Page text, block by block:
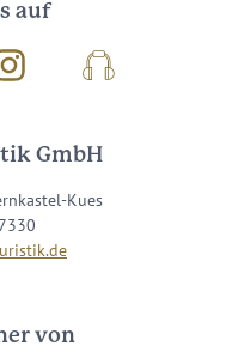
auf
Podcast
GmbH
Kues
von